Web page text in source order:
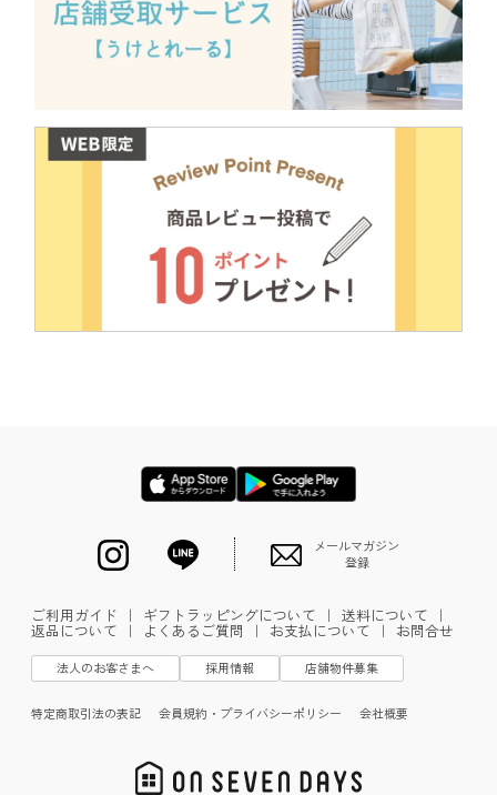
メールマガジン
登録
ご利用ガイド ｜ ギフトラッピングについて ｜ 送料について ｜
返品について ｜ よくあるご質問 ｜ お支払について ｜ お問合せ
法人のお客さまへ 採用情報 店舗物件募集
特定商取引法の表記 会員規約・プライバシーポリシー 会社概要